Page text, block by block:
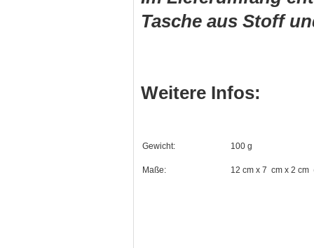
Tasche aus Stoff
Weitere Infos:
Gewicht: 100 g
Maße: 12 cm x 7 cm x 2 cm